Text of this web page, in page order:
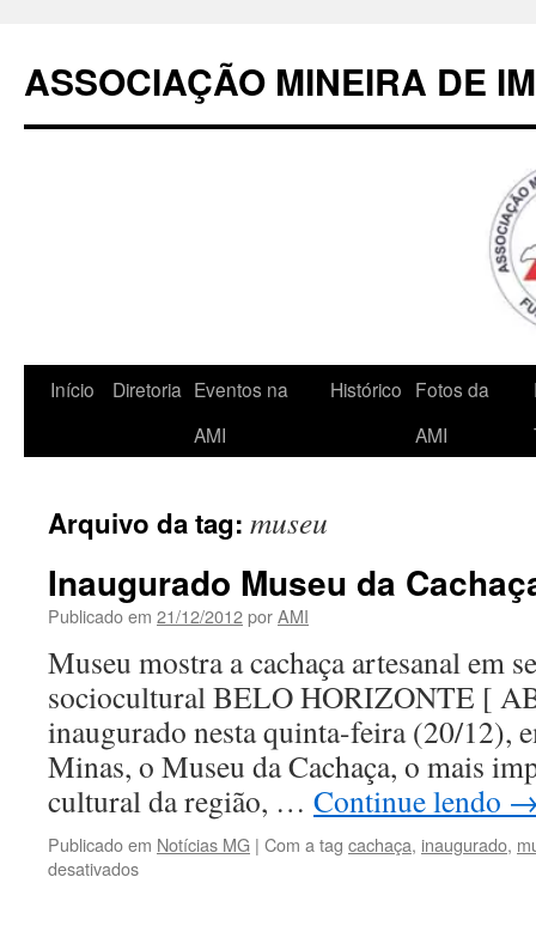
conteúdo
ASSOCIAÇÃO MINEIRA DE
Início Diretoria Eventos na
AMI
Histórico Fotos da
AMI
Arquivo da tag: museu
Inaugurado Museu da
Publicado em 21/12/2012porAMI
Museu mostra a cachaça artesanal em
sociocultural BELO HORIZONTE [
inaugurado nesta quinta-feira (20/12),
Minas, o Museu da Cachaça, o mais
cultural da região, … Continue lendo
Publicado em Notícias MG | Com a tag cachaça, inaugurado,
desativadosem